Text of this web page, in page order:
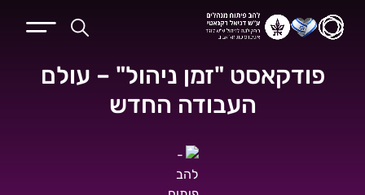
פודקאסט "זמן ניהול" – עולם
העבודה החדש